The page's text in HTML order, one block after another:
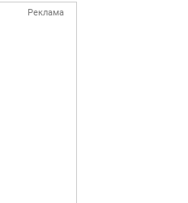
Реклама